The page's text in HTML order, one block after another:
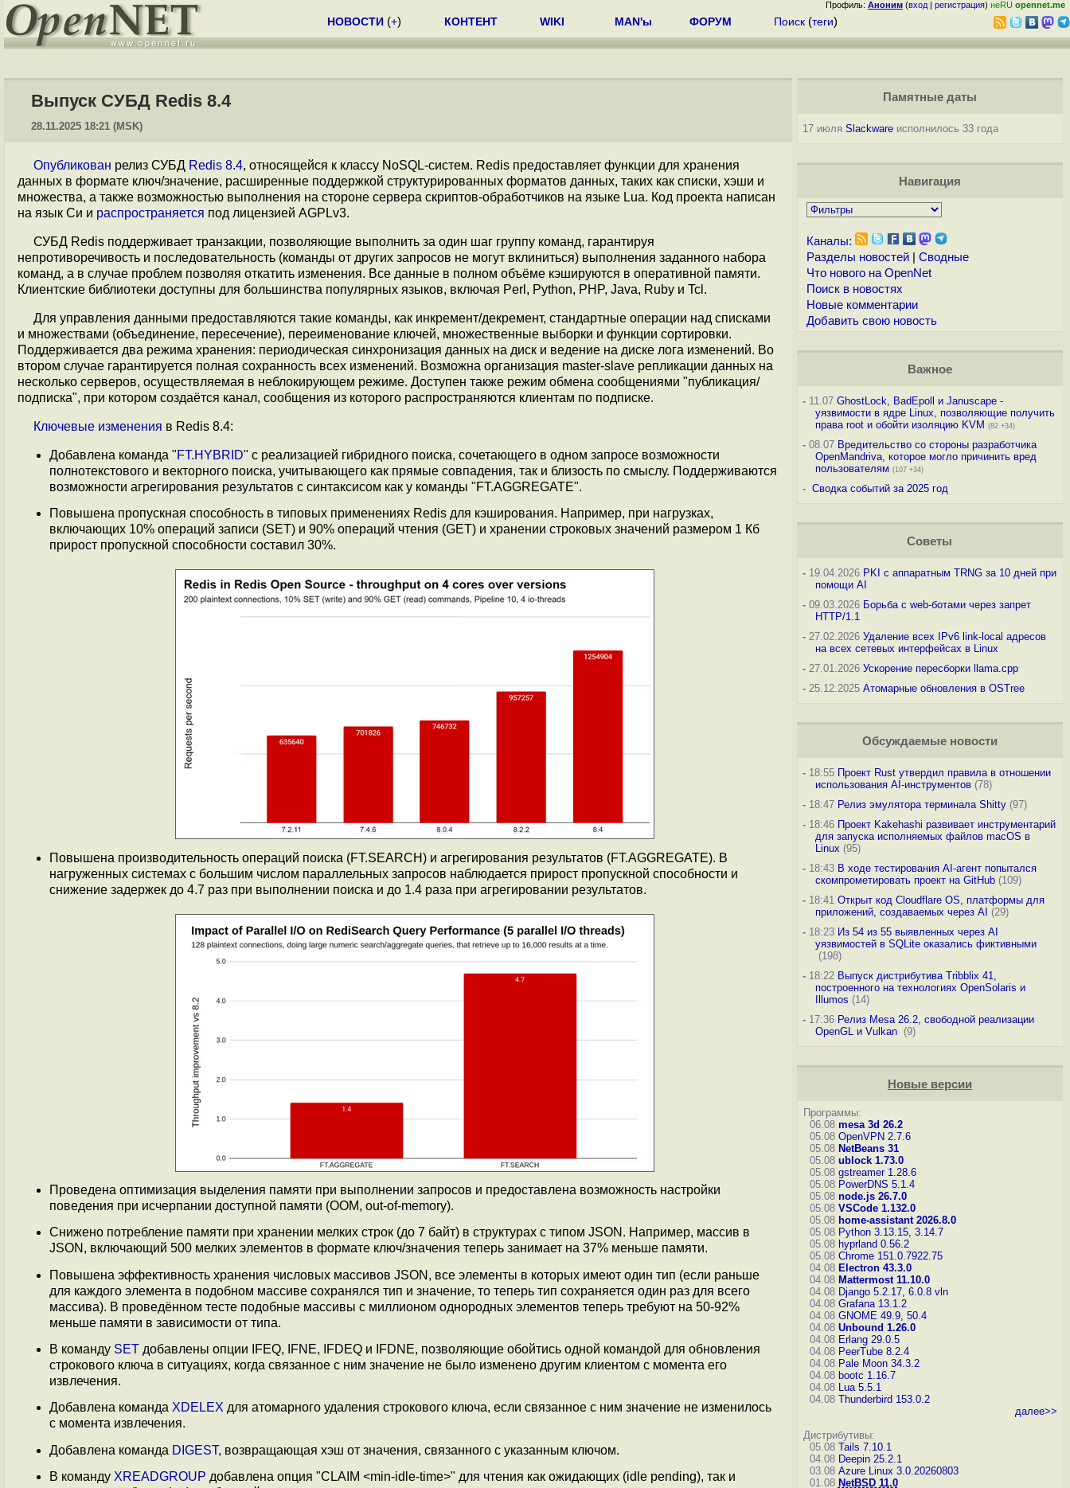
Профиль: Аноним (вход | регистрация) неRU opennet.me
НОВОСТИ (+) КОНТЕНТ WIKI MAN'ы ФОРУМ Поиск (теги)
Выпуск СУБД Redis 8.4
28.11.2025 18:21 (MSK)
Опубликован релиз СУБД Redis 8.4, относящейся к классу NoSQL-систем. Redis предоставляет функции для хранения
данных в формате ключ/значение, расширенные поддержкой структурированных форматов данных, таких как списки, хэши и
множества, а также возможностью выполнения на стороне сервера скриптов-обработчиков на языке Lua. Код проекта написан
на язык Си и распространяется под лицензией AGPLv3.
СУБД Redis поддерживает транзакции, позволяющие выполнить за один шаг группу команд, гарантируя
непротиворечивость и последовательность (команды от других запросов не могут вклиниться) выполнения заданного набора
команд, а в случае проблем позволяя откатить изменения. Все данные в полном объёме кэшируются в оперативной памяти.
Клиентские библиотеки доступны для большинства популярных языков, включая Perl, Python, PHP, Java, Ruby и Tcl.
Для управления данными предоставляются такие команды, как инкремент/декремент, стандартные операции над списками
и множествами (объединение, пересечение), переименование ключей, множественные выборки и функции сортировки.
Поддерживается два режима хранения: периодическая синхронизация данных на диск и ведение на диске лога изменений. Во
втором случае гарантируется полная сохранность всех изменений. Возможна организация master-slave репликации данных на
несколько серверов, осуществляемая в неблокирующем режиме. Доступен также режим обмена сообщениями "публикация/
подписка", при котором создаётся канал, сообщения из которого распространяются клиентам по подписке.
Ключевые изменения в Redis 8.4:
Добавлена команда "FT.HYBRID" с реализацией гибридного поиска, сочетающего в одном запросе возможности
полнотекстового и векторного поиска, учитывающего как прямые совпадения, так и близость по смыслу. Поддерживаются
возможности агрегирования результатов с синтаксисом как у команды "FT.AGGREGATE".
Повышена пропускная способность в типовых применениях Redis для кэширования. Например, при нагрузках,
включающих 10% операций записи (SET) и 90% операций чтения (GET) и хранении строковых значений размером 1 Кб
прирост пропускной способности составил 30%.
Повышена производительность операций поиска (FT.SEARCH) и агрегирования результатов (FT.AGGREGATE). В
нагруженных системах с большим числом параллельных запросов наблюдается прирост пропускной способности и
снижение задержек до 4.7 раз при выполнении поиска и до 1.4 раза при агрегировании результатов.
Проведена оптимизация выделения памяти при выполнении запросов и предоставлена возможность настройки
поведения при исчерпании доступной памяти (OOM, out-of-memory).
Снижено потребление памяти при хранении мелких строк (до 7 байт) в структурах с типом JSON. Например, массив в
JSON, включающий 500 мелких элементов в формате ключ/значения теперь занимает на 37% меньше памяти.
Повышена эффективность хранения числовых массивов JSON, все элементы в которых имеют один тип (если раньше
для каждого элемента в подобном массиве сохранялся тип и значение, то теперь тип сохраняется один раз для всего
массива). В проведённом тесте подобные массивы с миллионом однородных элементов теперь требуют на 50-92%
меньше памяти в зависимости от типа.
В команду SET добавлены опции IFEQ, IFNE, IFDEQ и IFDNE, позволяющие обойтись одной командой для обновления
строкового ключа в ситуациях, когда связанное с ним значение не было изменено другим клиентом с момента его
извлечения.
Добавлена команда XDELEX для атомарного удаления строкового ключа, если связанное с ним значение не изменилось
с момента извлечения.
Добавлена команда DIGEST, возвращающая хэш от значения, связанного с указанным ключом.
В команду XREADGROUP добавлена опция "CLAIM <min-idle-time>" для чтения как ожидающих (idle pending), так и
Памятные даты
17 июля Slackwareисполнилось 33 года
Навигация
Каналы:
Разделы новостей| Сводные
Что нового на OpenNet
Поиск в новостях
Новые комментарии
Добавить свою новость
Важное
-11.07 GhostLock, BadEpoll и Januscape -
уязвимости в ядре Linux, позволяющие получить
права root и обойти изоляцию KVM (82 +34)
-08.07 Вредительство со стороны разработчика
OpenMandriva, которое могло причинить вред
пользователям (107 +34)
- Сводка событий за 2025 год
Советы
-19.04.2026 PKI с аппаратным TRNG за 10 дней при
помощи AI
-09.03.2026 Борьба с web-ботами через запрет
HTTP/1.1
-27.02.2026 Удаление всех IPv6 link-local адресов
на всех сетевых интерфейсах в Linux
-27.01.2026 Ускорение пересборки llama.cpp
-25.12.2025 Атомарные обновления в OSTree
Обсуждаемые новости
-18:55 Проект Rust утвердил правила в отношении
использования AI-инструментов(78)
-18:47 Релиз эмулятора терминала Shitty(97)
-18:46 Проект Kakehashi развивает инструментарий
для запуска исполняемых файлов macOS в
Linux (95)
-18:43 В ходе тестирования AI-агент попытался
скомпрометировать проект на GitHub(109)
-18:41 Открыт код Cloudflare OS, платформы для
приложений, создаваемых через AI (29)
-18:23 Из 54 из 55 выявленных через AI
уязвимостей в SQLite оказались фиктивными
(198)
-18:22 Выпуск дистрибутива Tribblix 41,
построенного на технологиях OpenSolaris и
Illumos (14)
-17:36 Релиз Mesa 26.2, свободной реализации
OpenGL и Vulkan (9)
Новые версии
Программы:
06.08 mesa 3d 26.2
05.08 OpenVPN 2.7.6
05.08 NetBeans 31
05.08 ublock 1.73.0
05.08 gstreamer 1.28.6
05.08 PowerDNS 5.1.4
05.08 node.js 26.7.0
05.08 VSCode 1.132.0
05.08 home-assistant 2026.8.0
05.08 Python 3.13.15, 3.14.7
05.08 hyprland 0.56.2
05.08 Chrome 151.0.7922.75
04.08 Electron 43.3.0
04.08 Mattermost 11.10.0
04.08 Django 5.2.17, 6.0.8 vln
04.08 Grafana 13.1.2
04.08 GNOME 49.9, 50.4
04.08 Unbound 1.26.0
04.08 Erlang 29.0.5
04.08 PeerTube 8.2.4
04.08 Pale Moon 34.3.2
04.08 bootc 1.16.7
04.08 Lua 5.5.1
04.08 Thunderbird 153.0.2
далее>>
Дистрибутивы:
05.08 Tails 7.10.1
04.08 Deepin 25.2.1
03.08 Azure Linux 3.0.20260803
01.08 NetBSD 11.0